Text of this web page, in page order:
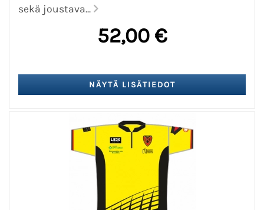
sekä joustava...
52,00 €